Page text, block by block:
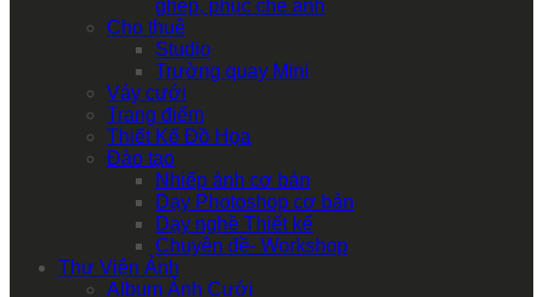
ghép, phục chế ảnh
Cho thuê
Studio
Trường quay Mini
Váy cưới
Trang điểm
Thiết Kế Đồ Họa
Đào tạo
Nhiếp ảnh cơ bản
Dạy Photoshop cơ bản
Dạy nghề Thiết kế
Chuyên đề- Workshop
Thư Viện Ảnh
Album Ảnh Cưới